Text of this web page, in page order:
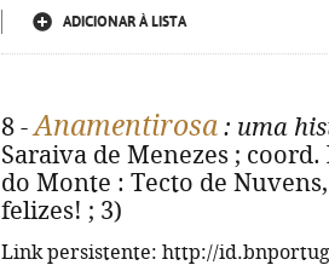
ADICIONAR À LISTA
8 -Anamentirosa : uma
Saraiva de Menezes ;
do Monte : Tecto de
felizes! ; 3)
Link persistente: http://